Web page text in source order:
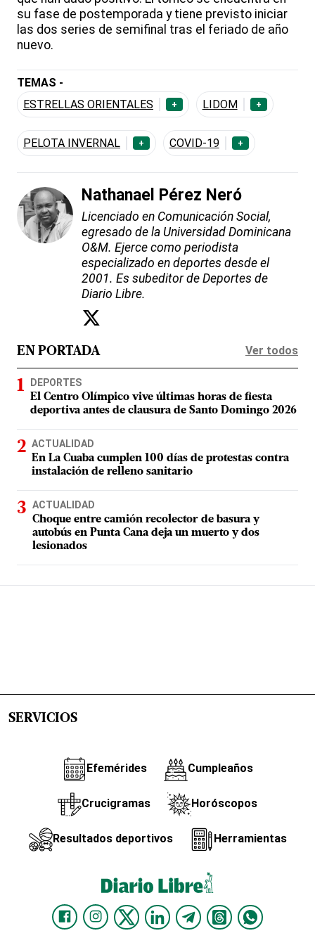
su fase de postemporada y tiene previsto iniciar
las dos series de semifinal tras el feriado de año
nuevo.
TEMAS -
ESTRELLAS ORIENTALES
+ LIDOM +
PELOTA INVERNAL + COVID-19 +
Nathanael Pérez Neró
Licenciado en Comunicación Social,
egresado de la Universidad Dominicana
O&M. Ejerce como periodista
especializado en deportes desde el
2001. Es subeditor de Deportes de
Diario Libre.
EN PORTADA Ver todos
DEPORTES
El Centro Olímpico vive últimas horas de fiesta
deportiva antes de clausura de Santo Domingo 2026
ACTUALIDAD
En La Cuaba cumplen 100 días de protestas contra
instalación de relleno sanitario
ACTUALIDAD
Choque entre camión recolector de basura y
autobús en Punta Cana deja un muerto y dos
lesionados
SERVICIOS
Efemérides Cumpleaños
Crucigramas Horóscopos
Resultados deportivos Herramientas